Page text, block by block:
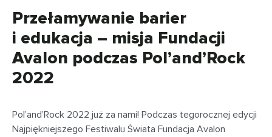
Przełamywanie barier
i edukacja – misja Fundacji
Avalon podczas Pol’and’Rock
2022
Pol’and’Rock 2022 już za nami! Podczas tegorocznej edycji
Najpiękniejszego Festiwalu Świata Fundacja Avalon